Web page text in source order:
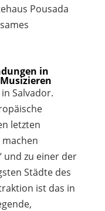
Pousada
in
Salvador.
letzten
und zu einer der
Städte des
ist das in